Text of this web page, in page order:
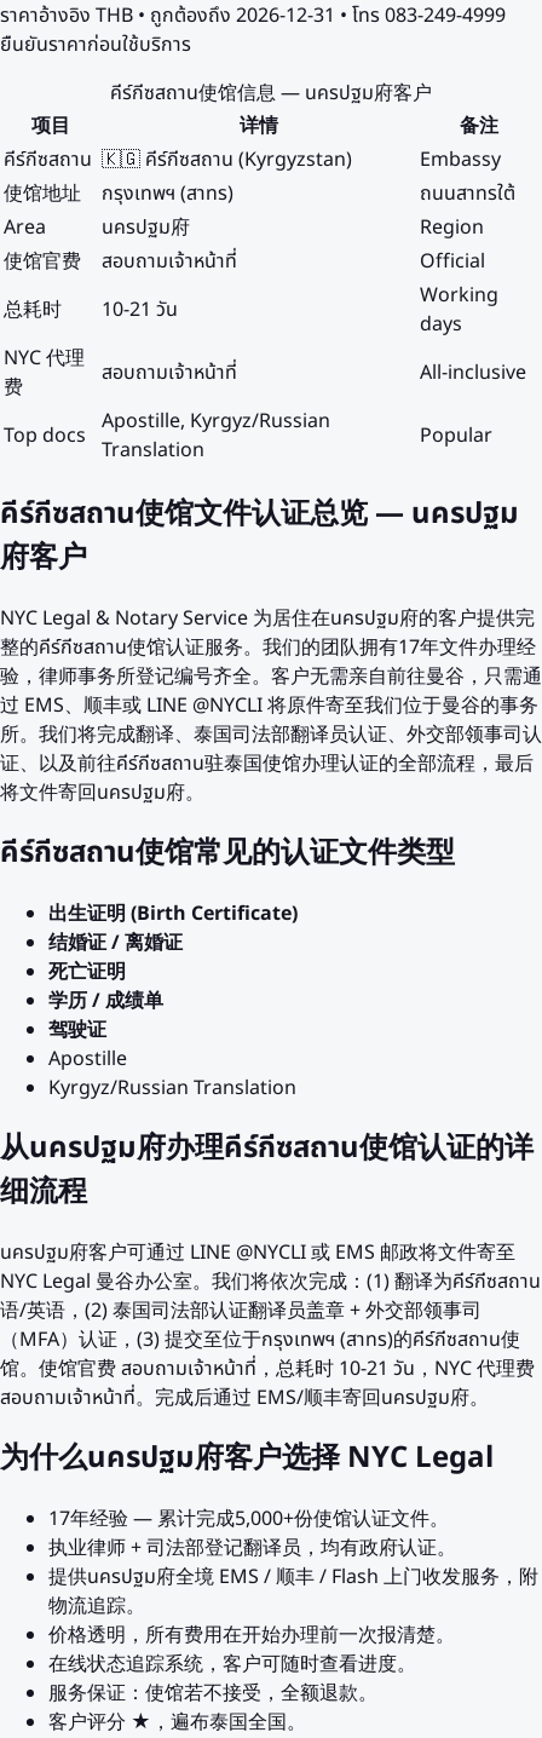
ราคาอ้างอิง THB • ถูกต้องถึง 2026-12-31 • โทร 083-249-4999
ยืนยันราคาก่อนใช้บริการ
คีร์กีซสถาน使馆信息 — นครปฐม府客户
项目
详情
备注
คีร์กีซสถาน 🇰🇬 คีร์กีซสถาน (Kyrgyzstan)
Embassy
使馆地址
กรุงเทพฯ (สาทร)
ถนนสาทรใต้
Area
นครปฐม府
Region
使馆官费
สอบถามเจ้าหน้าที่
Official
总耗时
10-21 วัน
Working
days
NYC 代理
费
สอบถามเจ้าหน้าที่ All-inclusive
Top docs Apostille, Kyrgyz/Russian
Translation
Popular
คีร์กีซสถาน使馆文件认证总览 — นครปฐม
府客户
NYC Legal & Notary Service 为居住在นครปฐม府的客户提供完
整的คีร์กีซสถาน使馆认证服务。我们的团队拥有17年文件办理经
验，律师事务所登记编号齐全。客户无需亲自前往曼谷，只需通
过 EMS、顺丰或 LINE @NYCLI 将原件寄至我们位于曼谷的事务
所。我们将完成翻译、泰国司法部翻译员认证、外交部领事司认
证、以及前往คีร์กีซสถาน驻泰国使馆办理认证的全部流程，最后
将文件寄回นครปฐม府。
คีร์กีซสถาน使馆常见的认证文件类型
出生证明 (Birth Certificate)
结婚证 / 离婚证
死亡证明
学历 / 成绩单
驾驶证
Apostille
Kyrgyz/Russian Translation
从นครปฐม府办理คีร์กีซสถาน使馆认证的详
细流程
นครปฐม府客户可通过 LINE @NYCLI 或 EMS 邮政将文件寄至
NYC Legal 曼谷办公室。我们将依次完成：(1) 翻译为คีร์กีซสถาน
语/英语，(2) 泰国司法部认证翻译员盖章 + 外交部领事司
（MFA）认证，(3) 提交至位于กรุงเทพฯ (สาทร)的คีร์กีซสถาน使
馆。使馆官费 สอบถามเจ้าหน้าที่，总耗时 10-21 วัน，NYC 代理费
สอบถามเจ้าหน้าที่。完成后通过 EMS/顺丰寄回นครปฐม府。
为什么นครปฐม府客户选择 NYC Legal
17年经验 — 累计完成5,000+份使馆认证文件。
执业律师 + 司法部登记翻译员，均有政府认证。
提供นครปฐม府全境 EMS / 顺丰 / Flash 上门收发服务，附
物流追踪。
价格透明，所有费用在开始办理前一次报清楚。
在线状态追踪系统，客户可随时查看进度。
服务保证：使馆若不接受，全额退款。
客户评分 ★，遍布泰国全国。